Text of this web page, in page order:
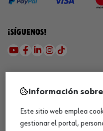
¡SÍGUENOS!
QUÍMICOS
Información
Este sitio web emplea
gestionar el portal,